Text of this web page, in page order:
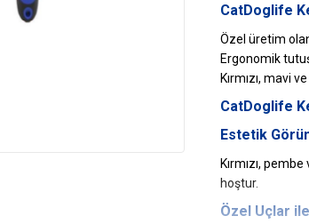
CatDoglife
Özel üretim
Ergonomik
Kırmızı, mavi
CatDoglife
Estetik
Kırmızı,
hoştur.
Özel Uçlar